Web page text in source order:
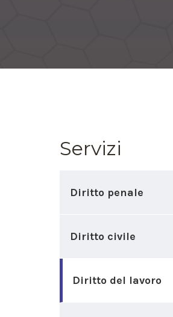
Servizi
Diritto penale
Diritto civile
Diritto del lavoro